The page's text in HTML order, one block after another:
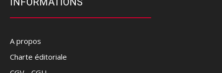
A propos
Charte éditoriale